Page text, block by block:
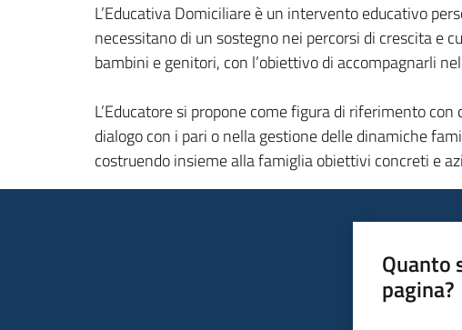
L’Educativa Domiciliare è un intervento educativo
necessitano di un sostegno nei percorsi di crescita e
bambini e genitori, con l’obiettivo di accompagnarli
L’Educatore si propone come figura di riferimento
dialogo con i pari o nella gestione delle dinamiche
costruendo insieme alla famiglia obiettivi concreti e
Quanto
pagina?